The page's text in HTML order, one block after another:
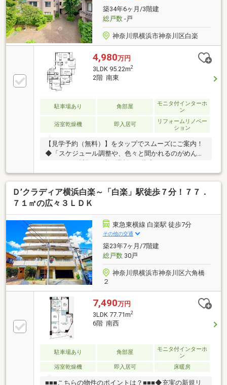
証 ※物件により、保証期間は変わります【東宝ハウス
横浜】提携銀行 横浜銀行 変動金利35年の場合 金
利 年0.92％
築34年6ヶ月/3階建
総戸数-戸
神奈川県横浜市神奈川区白楽
4,980万円
3LDK 95.22m2
2階 南東
駐車場あり 角部屋
モニタ付インターホ
ン
浴室乾燥機 即入居可
リフォームリノベー
ション
【見学予約（無料）】をタップでスムーズにご案内！
◆「スケジュール調整や、色々と聞かれるのがめんど
う…」⇒ご希望の日時・場所をご指定いただくだけで
ノンストレス♪◆「見たくない物件にもたくさん連れ
回されたりするのでは…」⇒ご希望がない限り、しつ
こい営業・無理な勧誘は一切ありません♪◆「実際に
見学したら希望に沿わないかも…」⇒ご希望に沿う物
TOP LIVITUSは、「少数精鋭」です。スタッフは全員
が業界経験7年以上。確かな経験、豊かな知識、幅広
い繋がりを活かして、全てのお客様にご不安・ご不満
のない住宅探しのお手伝いをお約束します。
Ｄ’クラディア横浜白楽～「白楽」駅徒歩７分！７７．
７１㎡の広々３ＬＤＫ
東急東横線 白楽駅 徒歩7分
その他の交通
築23年7ヶ月/7階建
総戸数30戸
神奈川県横浜市神奈川区六角橋
２
7,490万円
3LDK 77.71m2
6階 南西
駐車場あり 角部屋
モニタ付インターホ
ン
浴室乾燥機
即入居可 床暖房
■■■こちらの物件のポイントは？■■■◆充実の新規リ